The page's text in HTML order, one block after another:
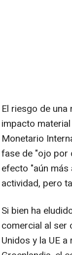
El riesgo de
impacto
Monetario
fase de "ojo por
efecto "aún
actividad, pero
Si bien ha
comercial al ser
Unidos y la UE